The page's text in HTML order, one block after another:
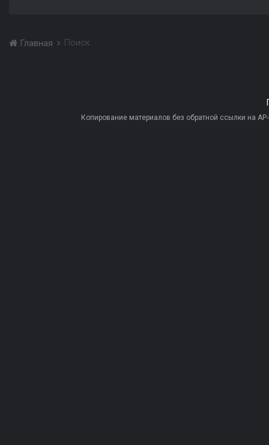
Главная Поиск
Копирование материалов без обратной ссылки на